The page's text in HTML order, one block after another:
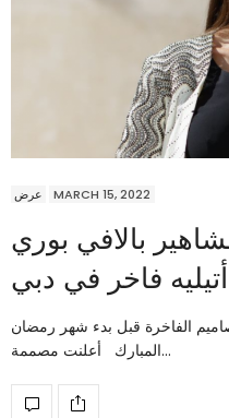
عرض MARCH 15, 2022
بالافي بوري
فاخر في دبي
الفاخرة قبل بدء شهر رمضان
المبارك أعلنت مصممة…